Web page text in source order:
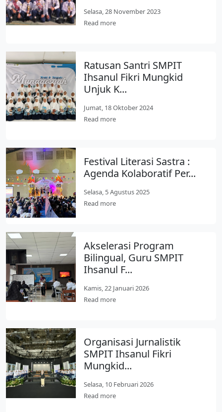
Selasa, 28 November 2023
Read more
Ratusan Santri SMPIT
Ihsanul Fikri Mungkid
Unjuk K...
Jumat, 18 Oktober 2024
Read more
Festival Literasi Sastra :
Agenda Kolaboratif Per...
Selasa, 5 Agustus 2025
Read more
Akselerasi Program
Bilingual, Guru SMPIT
Ihsanul F...
Kamis, 22 Januari 2026
Read more
Organisasi Jurnalistik
SMPIT Ihsanul Fikri
Mungkid...
Selasa, 10 Februari 2026
Read more